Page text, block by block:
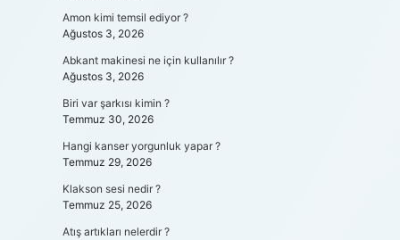
Amon kimi temsil ediyor ?
Ağustos 3, 2026
Abkant makinesi ne için kullanılır ?
Ağustos 3, 2026
Biri var şarkısı kimin ?
Temmuz 30, 2026
Hangi kanser yorgunluk yapar ?
Temmuz 29, 2026
Klakson sesi nedir ?
Temmuz 25, 2026
Atış artıkları nelerdir ?